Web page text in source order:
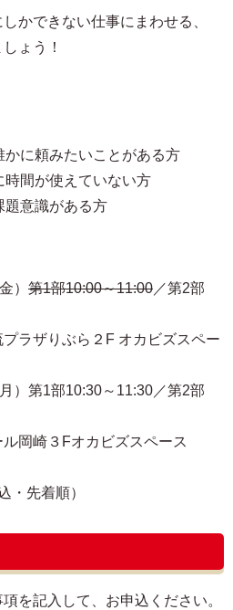
かできない仕事にまわせる、
ょう！
に頼みたいことがある方
間が使えていない方
意識がある方
第1部10:00～11:00 ／第2部
ぶら２F オカビズスペー
10:30～11:30／第2部
Fオカビズスペース
先着順）
を記入して、お申込ください。